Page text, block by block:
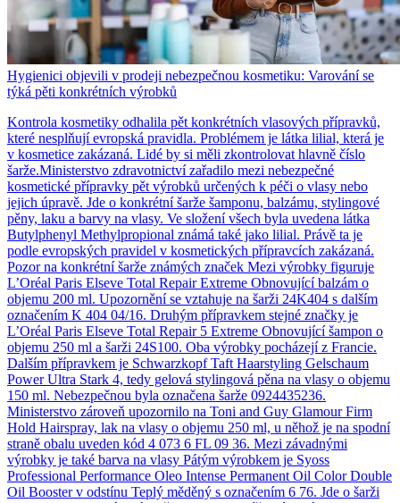
Hygienici objevili v prodeji nebezpečnou kosmetiku: Varování se
týká pěti konkrétních výrobků
Kontrola kosmetiky odhalila pět konkrétních vlasových přípravků,
které nesplňují evropská pravidla. Problémem je látka lilial, která je
v kosmetice zakázaná. Lidé by si měli zkontrolovat hlavně číslo
šarže.Ministerstvo zdravotnictví zařadilo mezi nebezpečné
kosmetické přípravky pět výrobků určených k péči o vlasy nebo
jejich úpravě. Jde o konkrétní šarže šamponu, balzámu, stylingové
pěny, laku a barvy na vlasy. Ve složení všech byla uvedena látka
Butylphenyl Methylpropional známá také jako lilial. Právě ta je
podle evropských pravidel v kosmetických přípravcích zakázaná.
Pozor na konkrétní šarže známých značek Mezi výrobky figuruje
L’Oréal Paris Elseve Total Repair Extreme Obnovující balzám o
objemu 200 ml. Upozornění se vztahuje na šarži 24K404 s dalším
označením K 404 04/16. Druhým přípravkem stejné značky je
L’Oréal Paris Elseve Total Repair 5 Extreme Obnovující šampon o
objemu 250 ml a šarži 24S100. Oba výrobky pocházejí z Francie.
Dalším přípravkem je Schwarzkopf Taft Haarstyling Gelschaum
Power Ultra Stark 4, tedy gelová stylingová pěna na vlasy o objemu
150 ml. Nebezpečnou byla označena šarže 0924435236.
Ministerstvo zároveň upozornilo na Toni and Guy Glamour Firm
Hold Hairspray, lak na vlasy o objemu 250 ml, u něhož je na spodní
straně obalu uveden kód 4 073 6 FL 09 36. Mezi závadnými
výrobky je také barva na vlasy Pátým výrobkem je Syoss
Professional Performance Oleo Intense Permanent Oil Color Double
Oil Booster v odstínu Teplý měděný s označením 6 76. Jde o šarži